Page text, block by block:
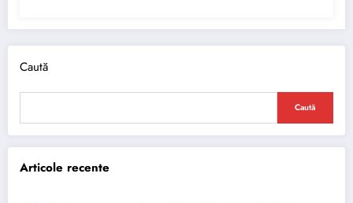
Caută
Caută
Articole recente